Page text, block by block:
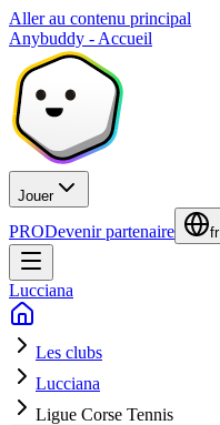
Aller au contenu principal
Anybuddy - Accueil
Jouer
PRODevenir partenaire fr
Lucciana
Les clubs
Lucciana
Ligue Corse Tennis